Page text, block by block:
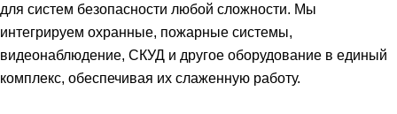
для систем безопасности любой сложности. Мы
интегрируем охранные, пожарные системы,
видеонаблюдение, СКУД и другое оборудование в единый
комплекс, обеспечивая их слаженную работу.